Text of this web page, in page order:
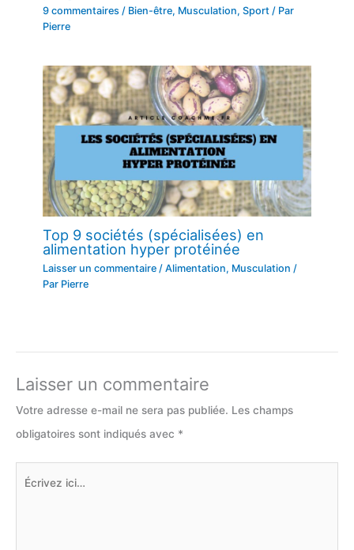
9 commentaires / Bien-être, Musculation,Sport / Par
Pierre
Top 9 sociétés (spécialisées) en
alimentation hyper protéinée
Laisser un commentaire /Alimentation, Musculation /
Par Pierre
Laisser un commentaire
Votre adresse e-mail ne sera pas publiée. Les champs
obligatoires sont indiqués avec *